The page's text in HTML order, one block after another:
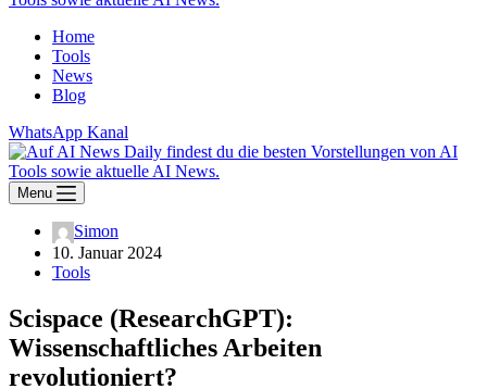
Home
Tools
News
Blog
WhatsApp Kanal
Menu
Simon
10. Januar 2024
Tools
Scispace (ResearchGPT):
Wissenschaftliches Arbeiten
revolutioniert?